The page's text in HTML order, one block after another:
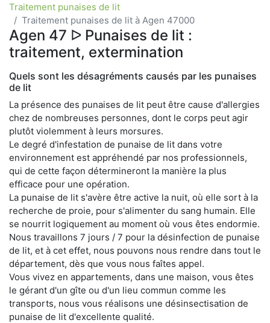
Traitement punaises de lit
Traitement punaises de lit à Agen 47000
Agen 47 ᐅ Punaises de lit :
traitement, extermination
Quels sont les désagréments causés par les punaises
de lit
La présence des punaises de lit peut être cause d'allergies
chez de nombreuses personnes, dont le corps peut agir
plutôt violemment à leurs morsures.
Le degré d'infestation de punaise de lit dans votre
environnement est appréhendé par nos professionnels,
qui de cette façon détermineront la manière la plus
efficace pour une opération.
La punaise de lit s'avère être active la nuit, où elle sort à la
recherche de proie, pour s'alimenter du sang humain. Elle
se nourrit logiquement au moment où vous êtes endormie.
Nous travaillons 7 jours / 7 pour la désinfection de punaise
de lit, et à cet effet, nous pouvons nous rendre dans tout le
département, dès que vous nous faîtes appel.
Vous vivez en appartements, dans une maison, vous êtes
le gérant d'un gîte ou d'un lieu commun comme les
transports, nous vous réalisons une désinsectisation de
punaise de lit d'excellente qualité.